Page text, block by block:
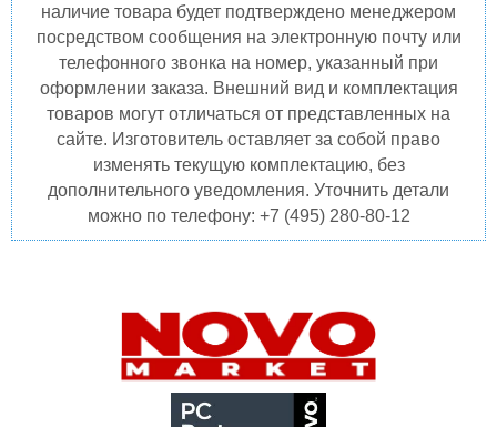
наличие товара будет подтверждено менеджером
посредством сообщения на электронную почту или
телефонного звонка на номер, указанный при
оформлении заказа. Внешний вид и комплектация
товаров могут отличаться от представленных на
сайте. Изготовитель оставляет за собой право
изменять текущую комплектацию, без
дополнительного уведомления. Уточнить детали
можно по телефону: +7 (495) 280-80-12